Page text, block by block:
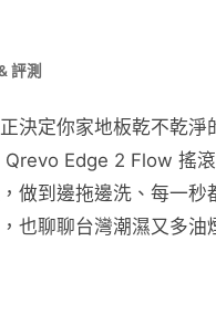
評測
決定你家地板乾不乾
Edge 2 Flow 搖
做到邊拖邊洗、每一
也聊聊台灣潮濕又多